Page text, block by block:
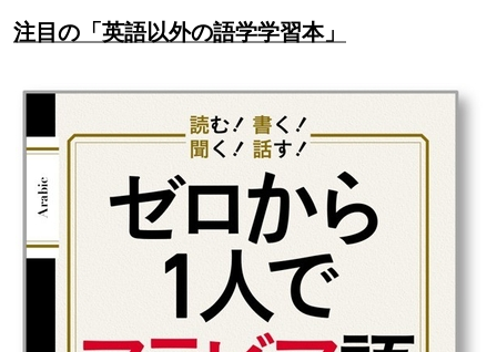
注目の「英語以外の語学学習本」